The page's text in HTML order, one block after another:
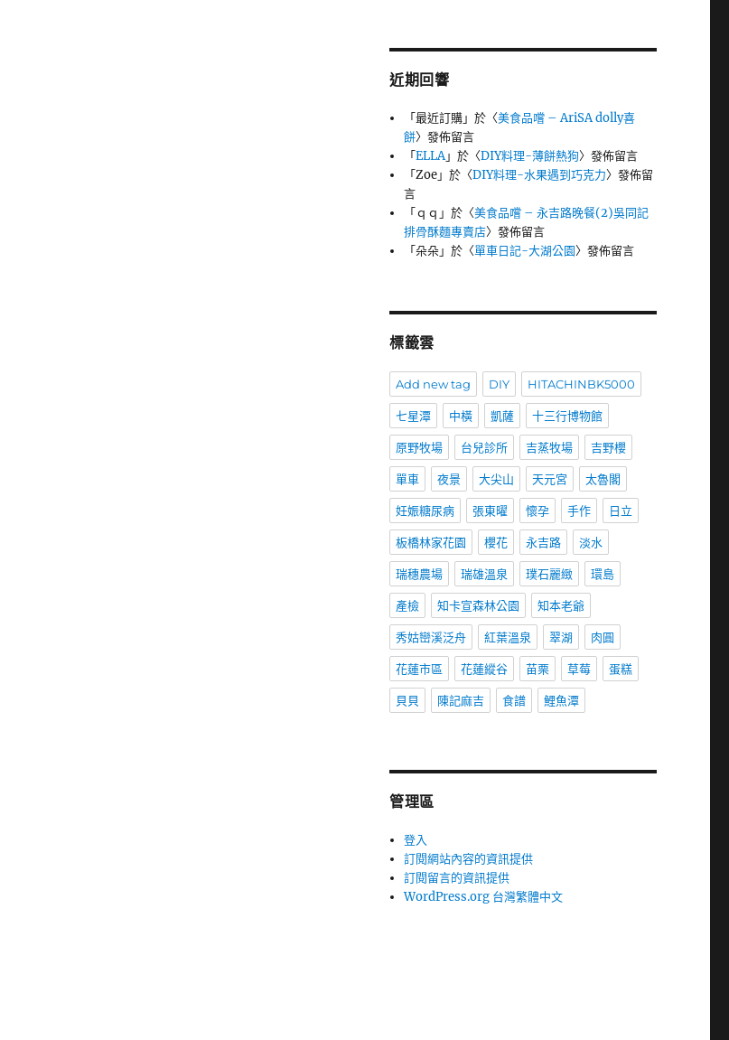
近期回響
「最近訂購」於〈美食品嚐 – AriSA dolly喜
餅〉發佈留言
「ELLA」於〈DIY料理-薄餅熱狗〉發佈留言
「Zoe」於〈DIY料理-水果遇到巧克力〉發佈留
言
「ｑｑ 」於〈美食品嚐 – 永吉路晚餐(2)吳同記
排骨酥麵專賣店〉發佈留言
「朵朵」於〈單車日記-大湖公園〉發佈留言
標籤雲
Add new tag DIY HITACHINBK5000
七星潭 中橫 凱薩 十三行博物館
原野牧場 台兒診所 吉蒸牧場 吉野櫻
單車 夜景 大尖山 天元宮 太魯閣
妊娠糖尿病 張東曜 懷孕 手作 日立
板橋林家花園 櫻花 永吉路 淡水
瑞穗農場 瑞雄溫泉 璞石麗緻 環島
產檢 知卡宣森林公園 知本老爺
秀姑巒溪泛舟 紅葉溫泉 翠湖 肉圓
花蓮市區 花蓮縱谷 苗栗 草莓 蛋糕
貝貝 陳記麻吉 食譜 鯉魚潭
管理區
登入
訂閱網站內容的資訊提供
訂閱留言的資訊提供
WordPress.org 台灣繁體中文